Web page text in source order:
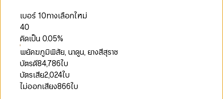
เบอร์ 10ทางเลือกใหม่
40
คิดเป็น0.05%
พยัคฆภูมิพิสัย, นาดูน, ยางสีสุราช
บัตรดี84,786ใบ
บัตรเสีย2,024ใบ
ไม่ออกเสียง866ใบ